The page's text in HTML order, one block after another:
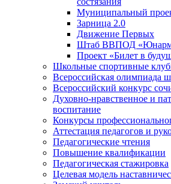
Муниципальный
Зарница 2.0
Движение Первых
Штаб ВВПОД
Проект «Билет в
Школьные спортивные
Всероссийская олимпиада
Всероссийский конкурс
Духовно-нравственное и
воспитание
Конкурсы
Аттестация педагогов и
Педагогические чтения
Повышение квалификации
Педагогическая стажировка
Целевая модель